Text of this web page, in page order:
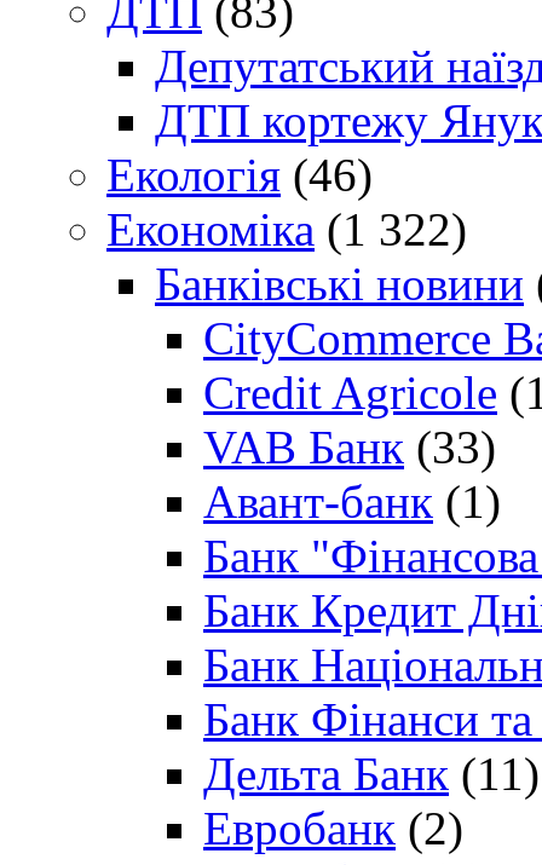
ДТП (83)
Депутатський
ДТП кортежу
Екологія (46)
Економіка (1 322)
Банківські новини
CityCommerce
Credit Agricole
VAB Банк (33)
Авант-банк (1)
Банк "Фінансова
Банк Кредит
Банк
Банк Фінанси
Дельта Банк (11)
Евробанк (2)